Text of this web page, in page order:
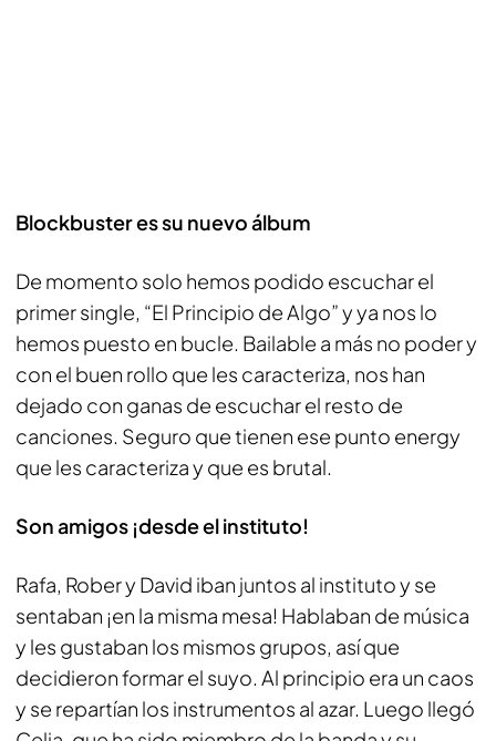
Blockbuster es su nuevo álbum
De momento solo hemos podido escuchar el
primer single, “El Principio de Algo” y ya nos lo
hemos puesto en bucle. Bailable a más no poder y
con el buen rollo que les caracteriza, nos han
dejado con ganas de escuchar el resto de
canciones. Seguro que tienen ese punto energy
que les caracteriza y que es brutal.
Son amigos ¡desde el instituto!
Rafa, Rober y David iban juntos al instituto y se
sentaban ¡en la misma mesa! Hablaban de música
y les gustaban los mismos grupos, así que
decidieron formar el suyo. Al principio era un caos
y se repartían los instrumentos al azar. Luego llegó